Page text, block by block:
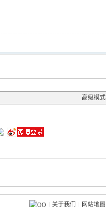
高级模式
关于我们 网站地图